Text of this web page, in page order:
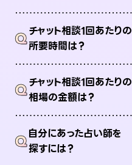
Qチャット相談1回あたりの
所要時間は？
Qチャット相談1回あたりの
相場の金額は？
Q自分にあった占い師を
探すには？